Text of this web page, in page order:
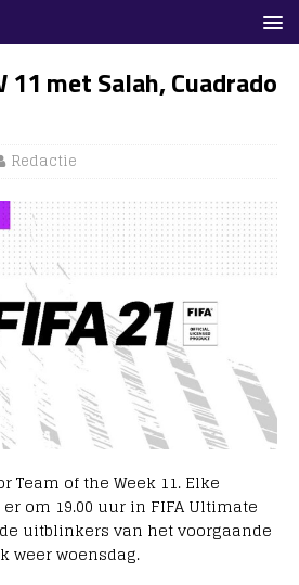
11 met Salah, Cuadrado
Redactie
Team of the Week 11. Elke
om 19.00 uur in FIFA Ultimate
uitblinkers van het voorgaande
weer woensdag.